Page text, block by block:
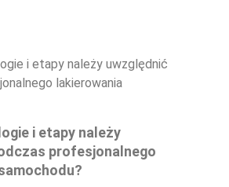
i etapy należy
profesjonalnego